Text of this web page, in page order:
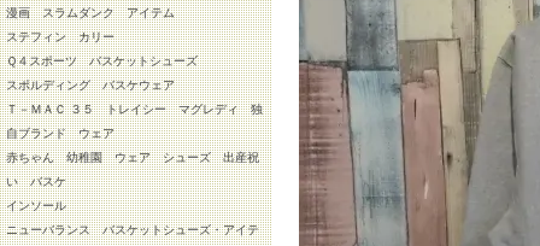
漫画 スラムダンク アイテム
ステフィン カリー
Ｑ４スポーツ バスケットシューズ
スポルディング バスケウェア
Ｔ－ＭＡＣ ３５ トレイシー マグレディ 独
自ブランド ウェア
赤ちゃん 幼稚園 ウェア シューズ 出産祝
い バスケ
インソール
ニューバランス バスケットシューズ・アイテ